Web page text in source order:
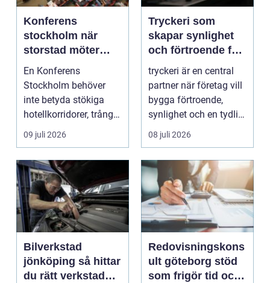
Konferens
stockholm när
storstad möter
rofylld landsbygd
En Konferens
Stockholm behöver
inte betyda stökiga
hotellkorridorer, trånga
mötesrum och brus
från c...
09 juli 2026
Tryckeri som
skapar synlighet
och förtroende för
ditt företag
tryckeri är en central
partner när företag vill
bygga förtroende,
synlighet och en tydlig
profil i a...
08 juli 2026
Bilverkstad
jönköping så hittar
du rätt verkstad
Redovisningskons
ult göteborg stöd
som frigör tid och